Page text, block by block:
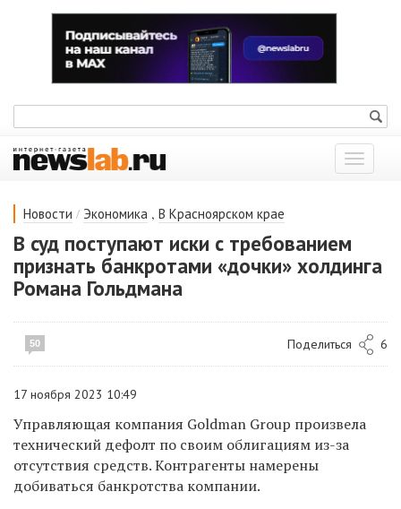
Показать
меню
Новости / Экономика , В Красноярском крае
В суд поступают иски с требованием
признать банкротами «дочки» холдинга
Романа Гольдмана
50 Поделиться 6
17 ноября 2023 10:49
Управляющая компания Goldman Group произвела
технический дефолт по своим облигациям из-за
отсутствия средств. Контрагенты намерены
добиваться банкротства компании.